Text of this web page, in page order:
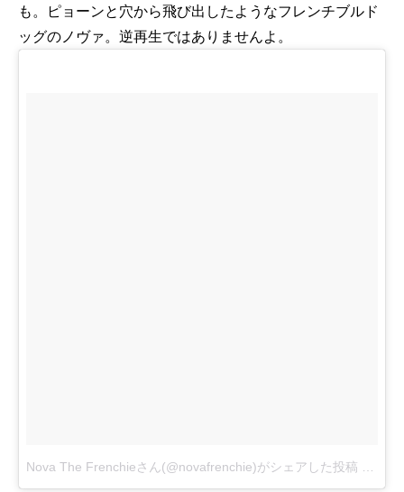
も。ピョーンと穴から飛び出したようなフレンチブルド
ッグのノヴァ。逆再生ではありませんよ。
Nova The Frenchieさん(@novafrenchie)がシェアした投稿